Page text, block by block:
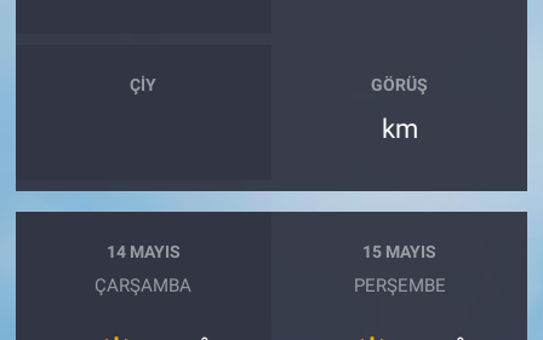
ÇIY GÖRÜŞ
km
14 MAYIS
ÇARŞAMBA
15 MAYIS
PERŞEMBE